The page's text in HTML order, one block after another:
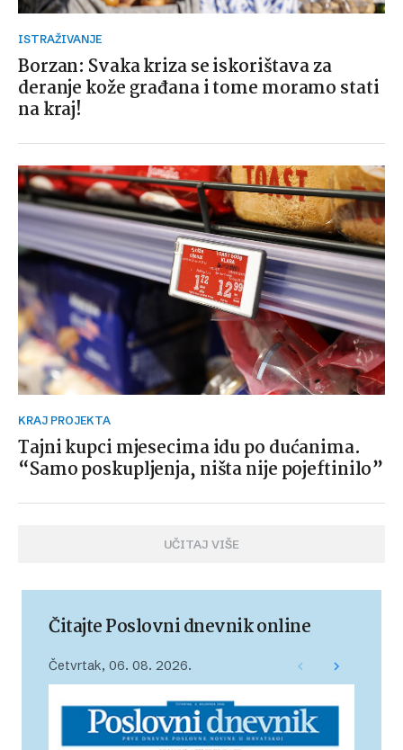
ISTRAŽIVANJE
Borzan: Svaka kriza se iskorištava za
deranje kože građana i tome moramo stati
na kraj!
KRAJ PROJEKTA
Tajni kupci mjesecima idu po dućanima.
“Samo poskupljenja, ništa nije pojeftinilo”
UČITAJ VIŠE
Čitajte Poslovni dnevnik online
Četvrtak, 06. 08. 2026.